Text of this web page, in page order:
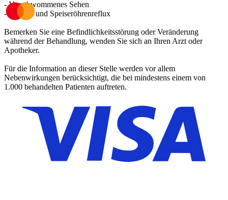
- Verschwommenes Sehen
- Magen- und Speiseröhrenreflux
Bemerken Sie eine Befindlichkeitsstörung oder Veränderung
während der Behandlung, wenden Sie sich an Ihren Arzt oder
Apotheker.
Für die Information an dieser Stelle werden vor allem
Nebenwirkungen berücksichtigt, die bei mindestens einem von
1.000 behandelten Patienten auftreten.